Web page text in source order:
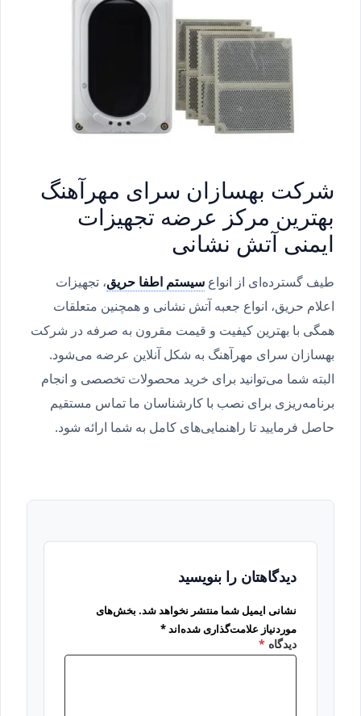
شرکت بهسازان سرای مهرآهنگ
بهترین مرکز عرضه تجهیزات
ایمنی آتش نشانی
طیف گسترده‌ای از انواع سیستم اطفا حریق، تجهیزات
اعلام حریق، انواع جعبه آتش نشانی و همچنین متعلقات
همگی با بهترین کیفیت و قیمت مقرون به صرفه در شرکت
بهسازان سرای مهرآهنگ به شکل آنلاین عرضه می‌شود.
البته شما می‌توانید برای خرید محصولات تخصصی و انجام
برنامه‌ریزی برای نصب با کارشناسان ما تماس مستقیم
حاصل فرمایید تا راهنمایی‌های کامل به شما ارائه شود.
دیدگاهتان را بنویسید
نشانی ایمیل شما منتشر نخواهد شد. بخش‌های
موردنیاز علامت‌گذاری شده‌اند*
دیدگاه *